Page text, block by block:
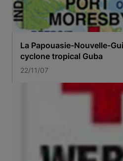
La Papouasie-Nouvelle-
cyclone tropical Guba
22/11/07